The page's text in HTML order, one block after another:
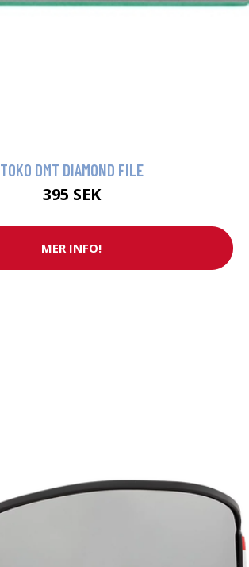
TOKO DMT DIAMOND FILE
395 SEK
MER INFO!